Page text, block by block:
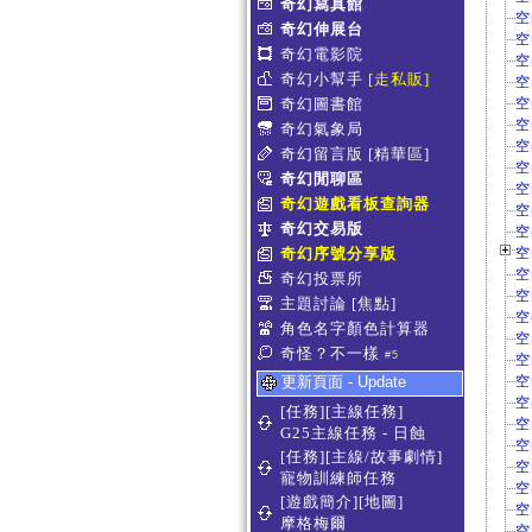
奇幻寫真館
奇幻伸展台
奇幻電影院
奇幻小幫手 [走私販]
奇幻圖書館
奇幻氣象局
奇幻留言版 [精華區]
奇幻閒聊區
奇幻遊戲看板查詢器
奇幻交易版
奇幻序號分享版
奇幻投票所
主題討論 [焦點]
角色名字顏色計算器
奇怪？不一樣 #5
更新頁面 - Update
[任務][主線任務]
G25主線任務 - 日蝕
[任務][主線/故事劇情]
寵物訓練師任務
[遊戲簡介][地圖]
摩格梅爾